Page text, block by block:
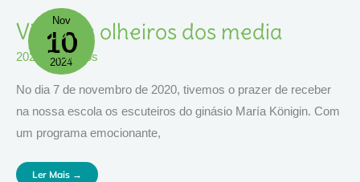
Nov
10
2024
Visita os olheiros dos media
2024 ,Projectos
No dia 7 de novembro de 2020, tivemos o prazer de receber
na nossa escola os escuteiros do ginásio María Königin. Com
um programa emocionante,
Visita
Os
Olheiros
Dos
Media
Ler Mais →